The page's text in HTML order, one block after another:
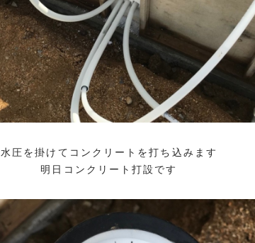
水圧を掛けてコンクリートを打ち込みます
明日コンクリート打設です